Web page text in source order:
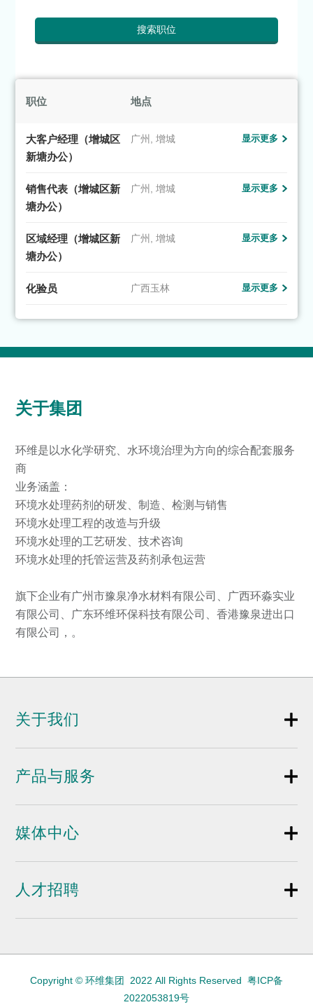
职位 地点
大客户经理（增城区
新塘办公）
广州, 增城 显示更多
销售代表（增城区新
塘办公）
广州, 增城 显示更多
区域经理（增城区新
塘办公）
广州, 增城 显示更多
化验员 广西玉林 显示更多
关于集团
环维是以水化学研究、水环境治理为方向的综合配套服务
商
业务涵盖：
环境水处理药剂的研发、制造、检测与销售
环境水处理工程的改造与升级
环境水处理的工艺研发、技术咨询
环境水处理的托管运营及药剂承包运营
旗下企业有广州市豫泉净水材料有限公司、广西环淼实业
有限公司、广东环维环保科技有限公司、香港豫泉进出口
有限公司，。
关于我们
产品与服务
媒体中心
人才招聘
Copyright © 环维集团 2022 All Rights Reserved 粤ICP备
2022053819号